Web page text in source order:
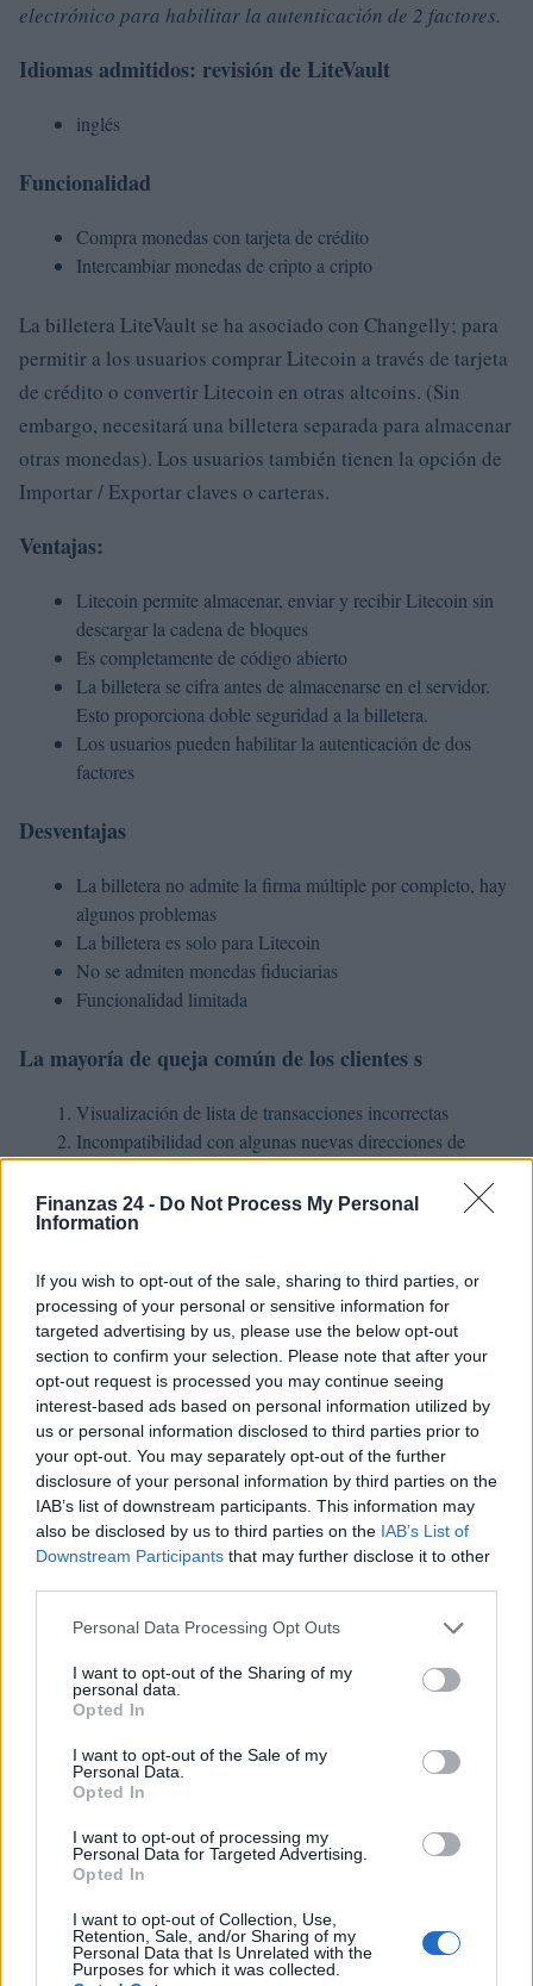
Finanzas 24 - Do Not Process My Personal
Information
If you wish to opt-out of the sale, sharing to third parties, or
processing of your personal or sensitive information for
targeted advertising by us, please use the below opt-out
section to confirm your selection. Please note that after your
opt-out request is processed you may continue seeing
interest-based ads based on personal information utilized by
us or personal information disclosed to third parties prior to
your opt-out. You may separately opt-out of the further
disclosure of your personal information by third parties on the
IAB’s list of downstream participants. This information may
also be disclosed by us to third parties on the IAB’s List of
Downstream Participants that may further disclose it to other
Please note that this website/app uses one or more Google
not limited to your visit or usage behaviour. You may click to
grant or deny consent to Google and its third-party tags to
use your data for below specified purposes in below Google
consent section.
Personal Data Processing Opt Outs
I want to opt-out of the Sharing of my
personal data.
Opted In
I want to opt-out of the Sale of my
Personal Data.
Opted In
I want to opt-out of processing my
Personal Data for Targeted Advertising.
Opted In
I want to opt-out of Collection, Use,
Retention, Sale, and/or Sharing of my
Personal Data that Is Unrelated with the
Purposes for which it was collected.
electrónico para habilitar la autenticación de 2 factores.
Idiomas admitidos: revisión de LiteVault
inglés
Funcionalidad
Compra monedas con tarjeta de crédito
Intercambiar monedas de cripto a cripto
La billetera LiteVault se ha asociado con Changelly; para
permitir a los usuarios comprar Litecoin a través de tarjeta
de crédito o convertir Litecoin en otras altcoins. (Sin
embargo, necesitará una billetera separada para almacenar
otras monedas). Los usuarios también tienen la opción de
Importar / Exportar claves o carteras.
Ventajas:
Litecoin permite almacenar, enviar y recibir Litecoin sin
descargar la cadena de bloques
Es completamente de código abierto
La billetera se cifra antes de almacenarse en el servidor.
Esto proporciona doble seguridad a la billetera.
Los usuarios pueden habilitar la autenticación de dos
factores
Desventajas
La billetera no admite la firma múltiple por completo, hay
algunos problemas
La billetera es solo para Litecoin
No se admiten monedas fiduciarias
Funcionalidad limitada
La mayoría de queja común de los clientes s
Visualización de lista de transacciones incorrectas
Incompatibilidad con algunas nuevas direcciones de
El botón Enviar está inactivo.
No se ajusta a la tarifa de 0,003
LiteVault puede admitir la creación de direcciones SegWit
en el futuro si existe demanda para ellas. Y en ese
momento, LiteVault se actualizará para poder gastar desde
esas direcciones SegWit
Testigo segregado escala la red bitcoin para manejar
mayores volúmenes de transacciones y está ganando
terreno en su comunidad de desarrollo, una vez dividida.
Gracias por consultar la revisión completa de LiteVault.
Asegúrese de visitar nuestro sitio web para obtener
actualizaciones más periódicas y diversas noticias y
tendencias sobre criptografía.
Preguntas frecuentes
¿Qué es LiteVault Wallet?
LiteVault es un servicio de billetera en línea que utiliza
criptografía en el navegador. Le permite enviar / recibir
cadena de bloques. Puede habilitar la autenticación de dos
factores a través de la dirección de correo electrónico.